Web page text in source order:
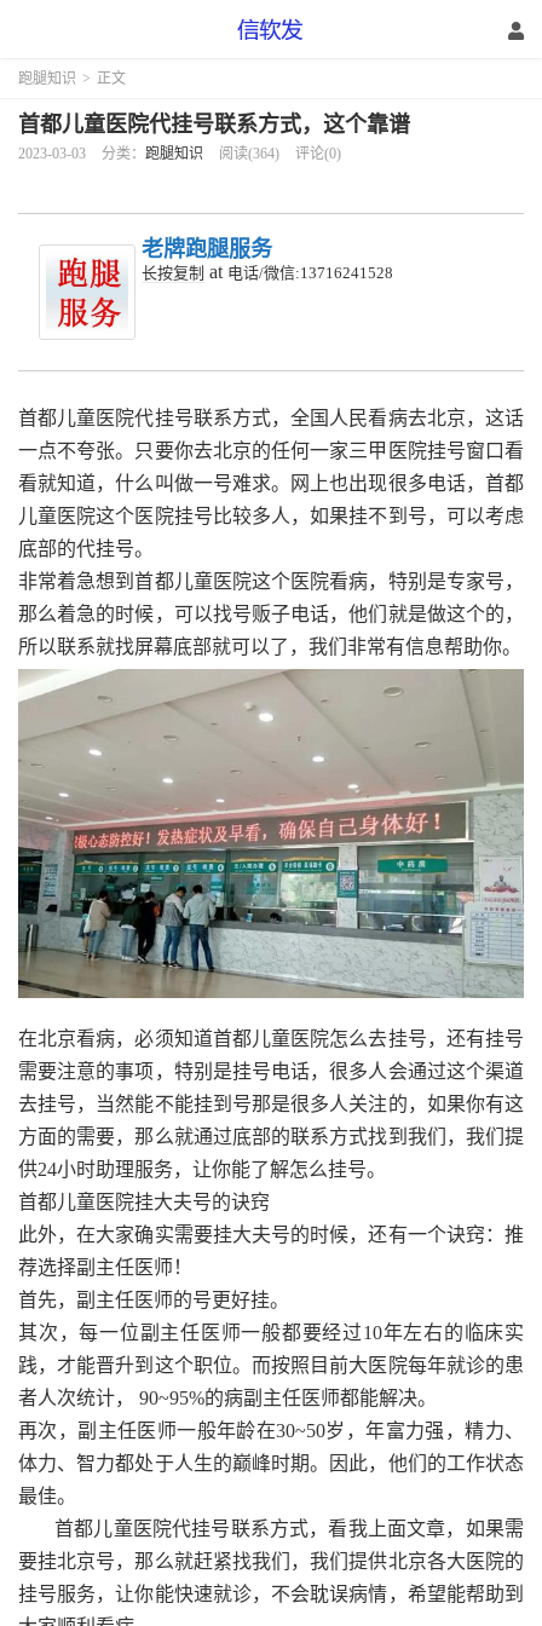
跑腿知识 > 正文
首都儿童医院代挂号联系方式，这个靠谱
2023-03-03 分类： 跑腿知识 阅读(364) 评论(0)
老牌跑腿服务
长按复制 at 电话/微信:13716241528
首都儿童医院代挂号联系方式，全国人民看病去北京，这话
一点不夸张。只要你去北京的任何一家三甲医院挂号窗口看
看就知道，什么叫做一号难求。网上也出现很多电话，首都
儿童医院这个医院挂号比较多人，如果挂不到号，可以考虑
底部的代挂号。
非常着急想到首都儿童医院这个医院看病，特别是专家号，
那么着急的时候，可以找号贩子电话，他们就是做这个的，
所以联系就找屏幕底部就可以了，我们非常有信息帮助你。
在北京看病，必须知道首都儿童医院怎么去挂号，还有挂号
需要注意的事项，特别是挂号电话，很多人会通过这个渠道
去挂号，当然能不能挂到号那是很多人关注的，如果你有这
方面的需要，那么就通过底部的联系方式找到我们，我们提
供24小时助理服务，让你能了解怎么挂号。
首都儿童医院挂大夫号的诀窍
此外，在大家确实需要挂大夫号的时候，还有一个诀窍：推
荐选择副主任医师！
首先，副主任医师的号更好挂。
其次，每一位副主任医师一般都要经过10年左右的临床实
践，才能晋升到这个职位。而按照目前大医院每年就诊的患
者人次统计， 90~95%的病副主任医师都能解决。
再次，副主任医师一般年龄在30~50岁，年富力强，精力、
体力、智力都处于人生的巅峰时期。因此，他们的工作状态
最佳。
首都儿童医院代挂号联系方式，看我上面文章，如果需
要挂北京号，那么就赶紧找我们，我们提供北京各大医院的
挂号服务，让你能快速就诊，不会耽误病情，希望能帮助到